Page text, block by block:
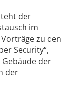
der
im
zu den
Security“,
Gebäude der
der